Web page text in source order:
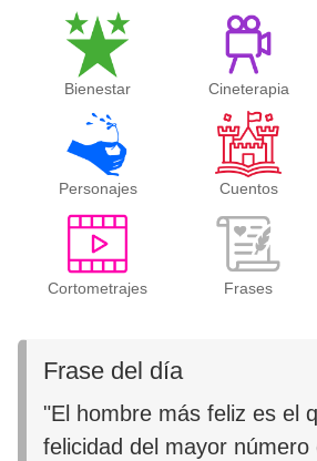
Bienestar Cineterapia
Personajes Cuentos
Cortometrajes Frases
Frase del día
"El hombre más feliz es el
felicidad del mayor número